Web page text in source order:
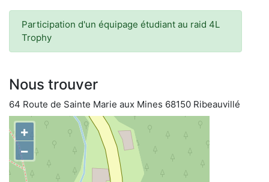
Participation d'un équipage étudiant au raid 4L
Trophy
Nous trouver
64 Route de Sainte Marie aux Mines 68150 Ribeauvillé
+
−